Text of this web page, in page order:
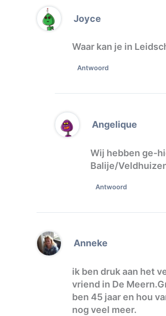
Joyce
Waar kan je in
Antwoord
Angelique
Wij hebben ge-
Balije/
Antwoord
Anneke
ik ben druk aan het
vriend in De
ben 45 jaar en hou
nog veel meer.